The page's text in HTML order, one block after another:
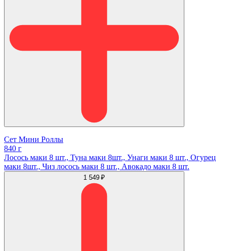
Сет Мини Роллы
840 г
Лосось маки 8 шт., Туна маки 8шт., Унаги маки 8 шт., Огурец
маки 8шт., Чиз лосось маки 8 шт., Авокадо маки 8 шт.
1 549 ₽